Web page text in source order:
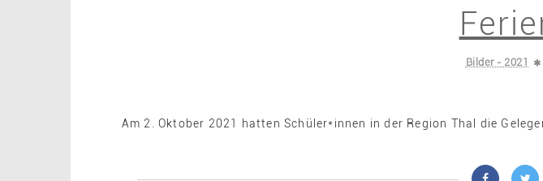
Bilder - 2021
Am 2. Oktober 2021 hatten Schüler*innen in der Region Thal die